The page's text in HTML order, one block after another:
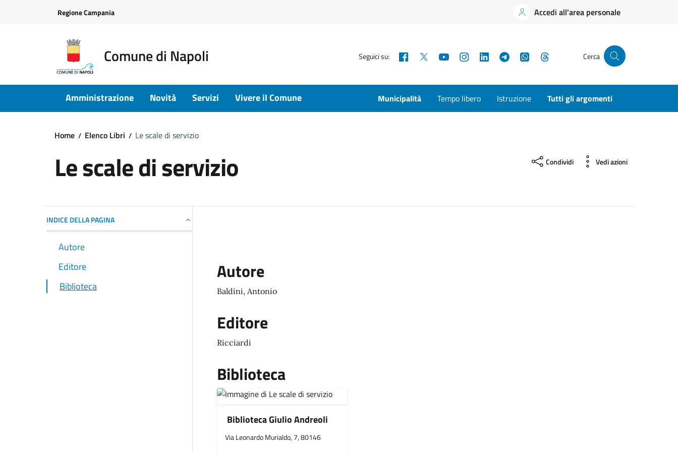
Regione Campania Accedi all'area personale
Comune di Napoli Seguici su: Facebook YouTubeInstagramLinkedInTelegramWhatsApp Cerca
Amministrazione Novità Servizi Vivere il Comune Municipalità Tempo libero Istruzione Tutti gli argomenti
Home Elenco Libri Le scale di servizio
Le scale di servizio Condividi Vedi azioni
INDICE DELLA PAGINA
Autore
Editore
Biblioteca
Autore
Baldini, Antonio
Editore
Ricciardi
Biblioteca
Biblioteca Giulio Andreoli
Via Leonardo Murialdo, 7, 80146